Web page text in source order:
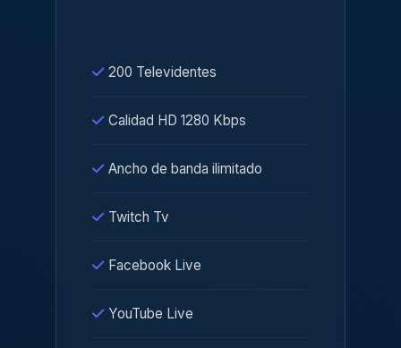
200 Televidentes
Calidad HD 1280 Kbps
Ancho de banda ilimitado
Twitch Tv
Facebook Live
YouTube Live